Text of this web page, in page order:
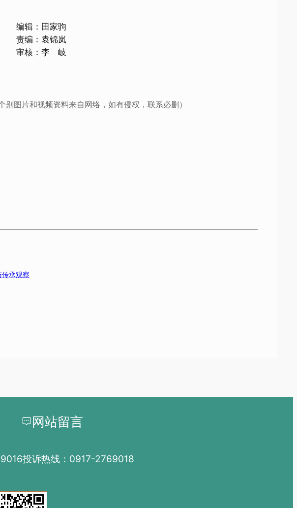
编辑：田家驹
责编：袁锦岚
审核：李 岐
别图片和视频资料来自网络，如有侵权，联系必删）
承观察
网站留言
投诉热线：0917-2769018